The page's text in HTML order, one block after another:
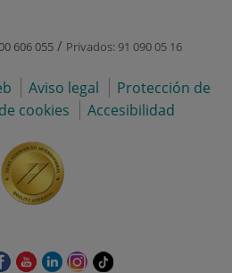
606 055 / Privados: 91 090 05 16
Aviso legal
Protección de
cookies Accesibilidad
EsteEsteEsteEsteEnlace